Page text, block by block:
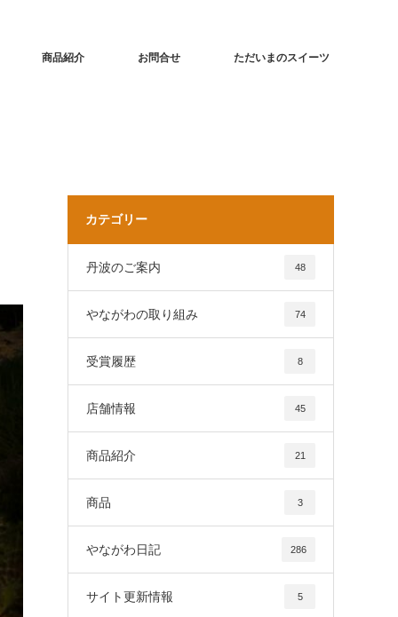
商品紹介 お問合せ ただいまのスイーツ
カテゴリー
丹波のご案内 48
やながわの取り組み 74
受賞履歴 8
店舗情報 45
商品紹介 21
商品 3
やながわ日記 286
サイト更新情報 5